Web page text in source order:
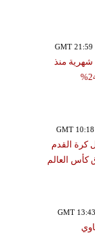
منذ
كرة القدم
كأس العالم